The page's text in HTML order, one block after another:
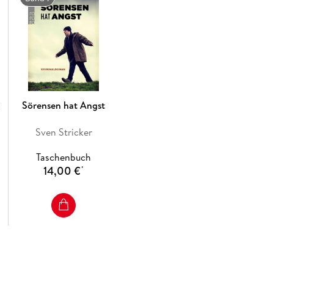
Sörensen hat Angst
Sven Stricker
Taschenbuch
14,00 €*